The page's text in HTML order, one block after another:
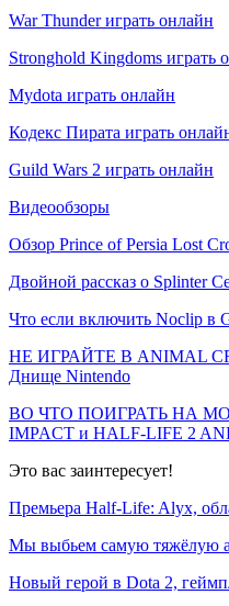
War Thunder играть онлайн
Stronghold Kingdoms играть
Mydota играть онлайн
Кодекс Пирата играть
Guild Wars 2 играть онлайн
Видеообзоры
Обзор Prince of Persia Lost
Двойной рассказ о Splinter
Что если включить Noclip в
НЕ ИГРАЙТЕ В ANIMAL
Днище Nintendo
ВО ЧТО ПОИГРАТЬ НА
IMPACT и HALF-LIFE 2
Это вас заинтересует!
Премьера Half-Life: Alyx,
Мы выбьем самую тяжёлую
Новый герой в Dota 2,